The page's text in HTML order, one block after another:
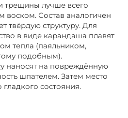
трещины лучше всего
воском. Состав аналогичен
твёрдую структуру. Для
в виде карандаша плавят
тепла (паяльником,
подобным).
наносят на повреждённую
шпателем. Затем место
состояния.